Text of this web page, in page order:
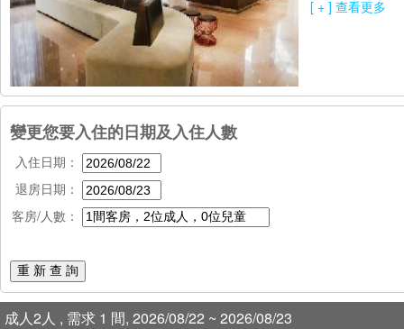
[ + ] 查看更多
變更您要入住的日期及入住人數
入住日期：
退房日期：
客房/人數：
重 新 查 詢
成人2人 , 需求 1 間, 2026/08/22 ~ 2026/08/23